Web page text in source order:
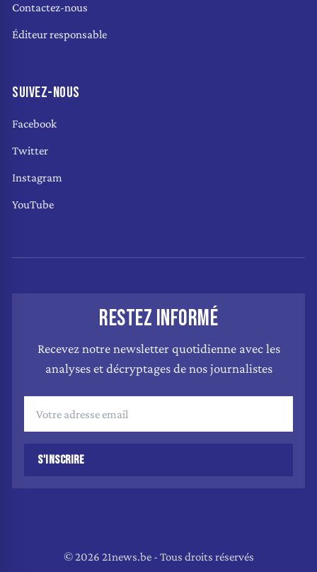
Contactez-nous
Éditeur responsable
SUIVEZ-NOUS
Facebook
Twitter
Instagram
YouTube
RESTEZ INFORMÉ
Recevez notre newsletter quotidienne avec les
analyses et décryptages de nos journalistes
S'INSCRIRE
© 2026 21news.be - Tous droits réservés